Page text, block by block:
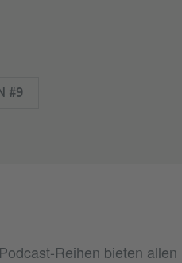
#9
Reihen bieten allen